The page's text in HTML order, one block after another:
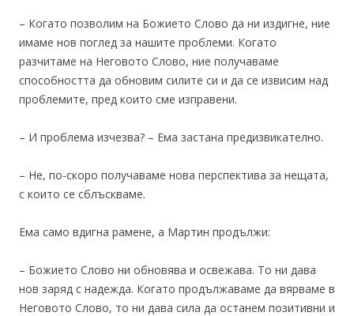
– Когато позволим на Божието Слово да ни издигне, ние
имаме нов поглед за нашите проблеми. Когато
разчитаме на Неговото Слово, ние получаваме
способността да обновим силите си и да се извисим над
проблемите, пред които сме изправени.
– И проблема изчезва? – Ема застана предизвикателно.
– Не, по-скоро получаваме нова перспектива за нещата,
с които се сблъскваме.
Ема само вдигна рамене, а Мартин продължи:
– Божието Слово ни обновява и освежава. То ни дава
нов заряд с надежда. Когато продължаваме да вярваме в
Неговото Слово, то ни дава сила да останем позитивни и